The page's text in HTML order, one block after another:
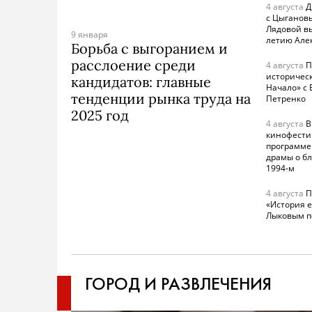
9 января
Борьба с выгоранием и
расслоение среди
кандидатов: главные
тенденции рынка труда на
2025 год
4 августа
с
Лядовой
летию
4 августа
Начало» с
Петренко
4 августа
драмы о
1994-м
4 августа
«История
Лыковым
ГОРОД И РАЗВЛЕЧЕНИЯ